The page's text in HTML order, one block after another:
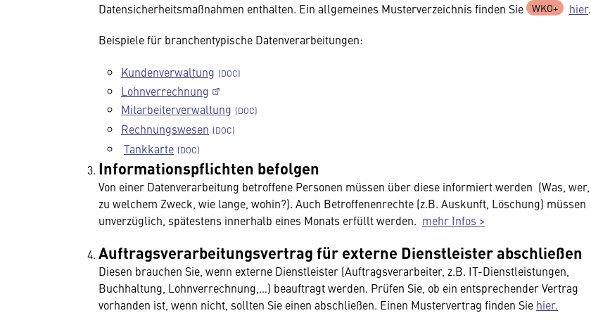
Datensicherheitsmaßnahmen enthalten. Ein allgemeines Musterverzeichnis finden Sie
hier.
Beispiele für branchentypische Datenverarbeitungen:
Kundenverwaltung
Lohnverrechnung
Mitarbeiterverwaltung
Rechnungswesen
Tankkarte
Informationspflichten befolgen
Von einer Datenverarbeitung betroffene Personen müssen über diese informiert werden (Was, wer,
zu welchem Zweck, wie lange, wohin?). Auch Betroffenenrechte (z.B. Auskunft, Löschung) müssen
unverzüglich, spätestens innerhalb eines Monats erfüllt werden. mehr Infos >
Auftragsverarbeitungsvertrag für externe Dienstleister abschließen
Diesen brauchen Sie, wenn externe Dienstleister (Auftragsverarbeiter, z.B. IT-Dienstleistungen,
Buchhaltung, Lohnverrechnung,…) beauftragt werden. Prüfen Sie, ob ein entsprechender Vertrag
vorhanden ist, wenn nicht, sollten Sie einen abschließen. Einen Mustervertrag finden Sie hier.